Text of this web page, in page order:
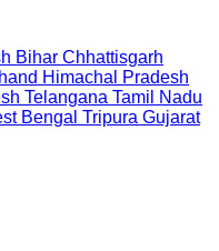
Bihar Chhattisgarh
Himachal Pradesh
Telangana Tamil Nadu
Bengal Tripura Gujarat